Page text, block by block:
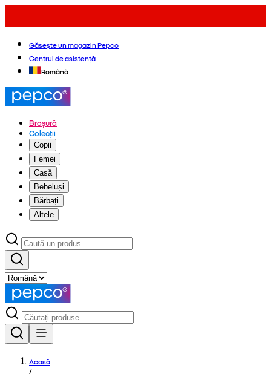
Găsește un magazin Pepco
Centrul de asistență
Română
Broșură
Colecții
Copii
Femei
Casă
Bebeluși
Bărbați
Altele
Acasă
/